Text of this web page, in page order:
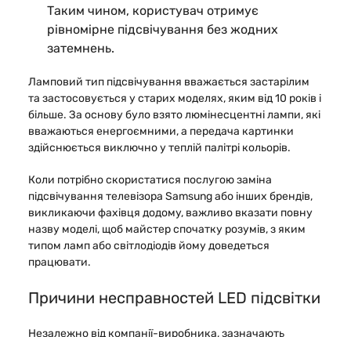
Таким чином, користувач отримує
рівномірне підсвічування без жодних
затемнень.
Ламповий тип підсвічування вважається застарілим
та застосовується у старих моделях, яким від 10 років і
більше. За основу було взято люмінесцентні лампи, які
вважаються енергоємними, а передача картинки
здійснюється виключно у теплій палітрі кольорів.
Коли потрібно скористатися послугою заміна
підсвічування телевізора Samsung або інших брендів,
викликаючи фахівця додому, важливо вказати повну
назву моделі, щоб майстер спочатку розумів, з яким
типом ламп або світлодіодів йому доведеться
працювати.
Причини несправностей LED підсвітки
Незалежно від компанії-виробника, зазначають